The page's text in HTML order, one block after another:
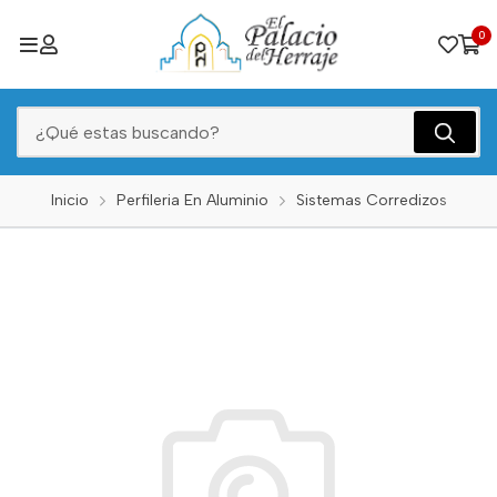
0
Inicio Perfileria En Aluminio Sistemas Corredizos